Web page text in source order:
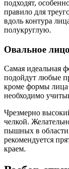
подходят,
правило для
вдоль контура
полукруглую.
Овальное лицо
Самая идеальная
подойдут любые
кроме формы лица
необходимо
Чрезмерно
челкой.
пышных в
рекомендуется
краем.